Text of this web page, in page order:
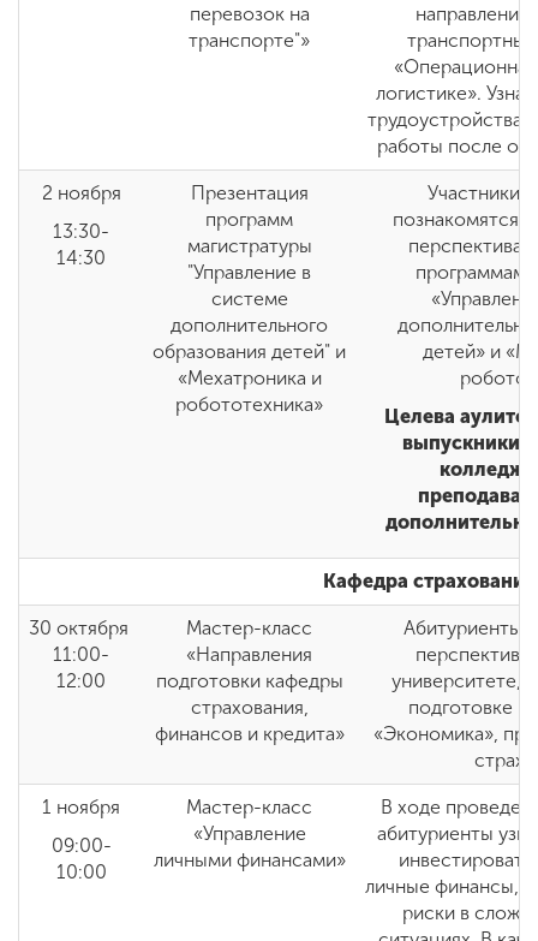
перевозок на
транспорте"»
«Операционная
логистике».
работы после
2 ноября
13:30-
14:30
Презентация
программ
магистратуры
"Управление в
системе
дополнительного
образования детей" и
«Мехатроника и
робототехника»
Участники
познакомятся
программам
детей» и
Целева
выпускники,
Кафедра
30 октября
11:00-
12:00
Мастер-класс
«Направления
подготовки кафедры
страхования,
финансов и кредита»
Абитуриенты
университете,
подготовке
«Экономика»,
1 ноября
09:00-
10:00
Мастер-класс
«Управление
личными финансами»
В ходе
абитуриенты
личные финансы,
риски в